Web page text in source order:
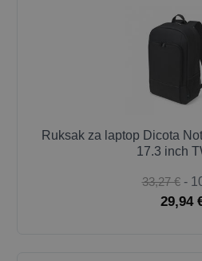
Ruksak za laptop Dicota
17.3 inch
33,27 € -
29,94